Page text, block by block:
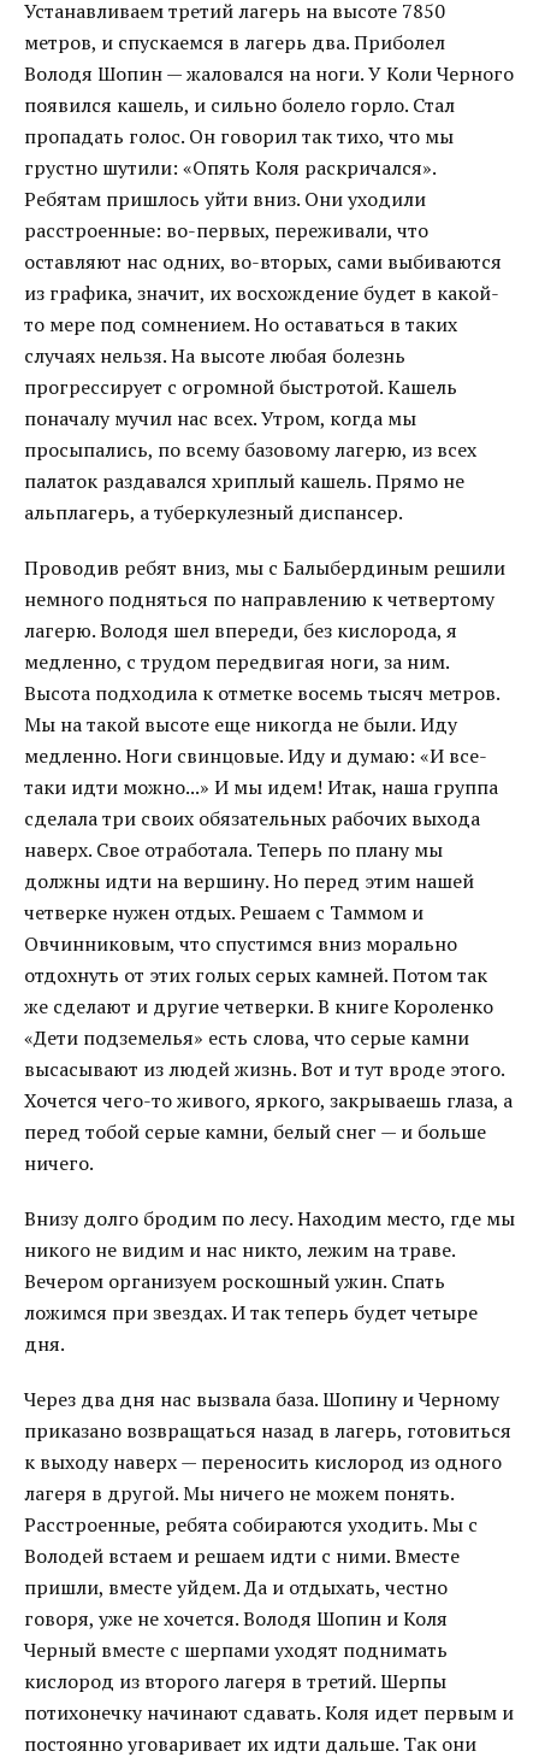
Устанавливаем третий лагерь на высоте 7850
метров, и спускаемся в лагерь два. Приболел
Володя Шопин — жаловался на ноги. У Коли Черного
появился кашель, и сильно болело горло. Стал
пропадать голос. Он говорил так тихо, что мы
грустно шутили: «Опять Коля раскричался».
Ребятам пришлось уйти вниз. Они уходили
расстроенные: во-первых, переживали, что
оставляют нас одних, во-вторых, сами выбиваются
из графика, значит, их восхождение будет в какой-
то мере под сомнением. Но оставаться в таких
случаях нельзя. На высоте любая болезнь
прогрессирует с огромной быстротой. Кашель
поначалу мучил нас всех. Утром, когда мы
просыпались, по всему базовому лагерю, из всех
палаток раздавался хриплый кашель. Прямо не
альплагерь, а туберкулезный диспансер.
Проводив ребят вниз, мы с Балыбердиным решили
немного подняться по направлению к четвертому
лагерю. Володя шел впереди, без кислорода, я
медленно, с трудом передвигая ноги, за ним.
Высота подходила к отметке восемь тысяч метров.
Мы на такой высоте еще никогда не были. Иду
медленно. Ноги свинцовые. Иду и думаю: «И все-
таки идти можно...» И мы идем! Итак, наша группа
сделала три своих обязательных рабочих выхода
наверх. Свое отработала. Теперь по плану мы
должны идти на вершину. Но перед этим нашей
четверке нужен отдых. Решаем с Таммом и
Овчинниковым, что спустимся вниз морально
отдохнуть от этих голых серых камней. Потом так
же сделают и другие четверки. В книге Короленко
«Дети подземелья» есть слова, что серые камни
высасывают из людей жизнь. Вот и тут вроде этого.
Хочется чего-то живого, яркого, закрываешь глаза, а
перед тобой серые камни, белый снег — и больше
ничего.
Внизу долго бродим по лесу. Находим место, где мы
никого не видим и нас никто, лежим на траве.
Вечером организуем роскошный ужин. Спать
ложимся при звездах. И так теперь будет четыре
дня.
Через два дня нас вызвала база. Шопину и Черному
приказано возвращаться назад в лагерь, готовиться
к выходу наверх — переносить кислород из одного
лагеря в другой. Мы ничего не можем понять.
Расстроенные, ребята собираются уходить. Мы с
Володей встаем и решаем идти с ними. Вместе
пришли, вместе уйдем. Да и отдыхать, честно
говоря, уже не хочется. Володя Шопин и Коля
Черный вместе с шерпами уходят поднимать
кислород из второго лагеря в третий. Шерпы
потихонечку начинают сдавать. Коля идет первым и
постоянно уговаривает их идти дальше. Так они